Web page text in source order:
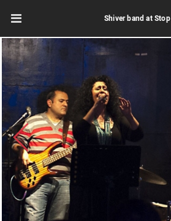
Shiver band at Stop